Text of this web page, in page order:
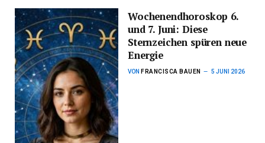
Wochenendhoroskop 6.
und 7. Juni: Diese
Sternzeichen spüren neue
Energie
VON FRANCISCA BAUEN 5 JUNI 2026